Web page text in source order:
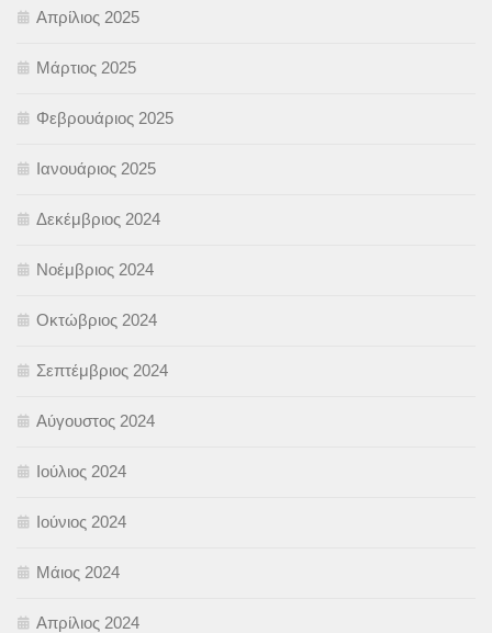
Απρίλιος 2025
Μάρτιος 2025
Φεβρουάριος 2025
Ιανουάριος 2025
Δεκέμβριος 2024
Νοέμβριος 2024
Οκτώβριος 2024
Σεπτέμβριος 2024
Αύγουστος 2024
Ιούλιος 2024
Ιούνιος 2024
Μάιος 2024
Απρίλιος 2024